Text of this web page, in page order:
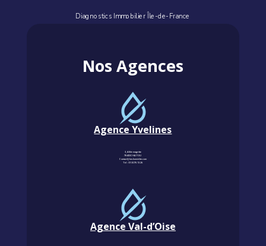
Diagnostics Immobilier Île-de-France
Nos Agences
Agence Yvelines
3, Allée magritte
78400 CHATOU
Contact@km-humidite.com
Tel :01 30 76 13 26
Agence Val-d’Oise